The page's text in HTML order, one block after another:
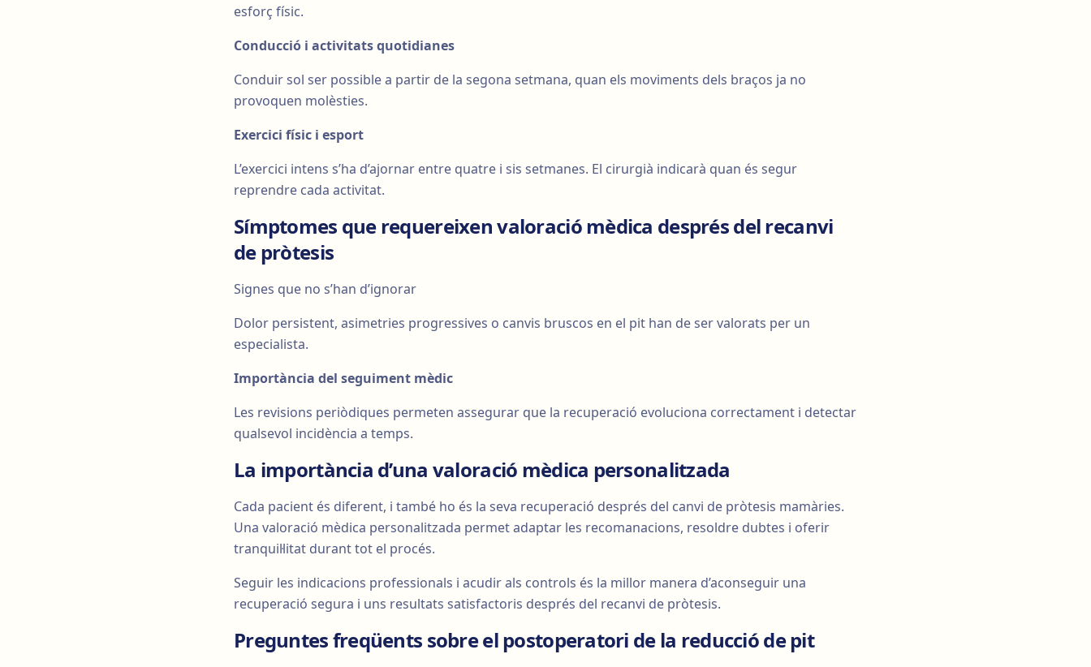
esforç físic.
Conducció i activitats quotidianes
Conduir sol ser possible a partir de la segona setmana, quan els moviments dels braços ja no
provoquen molèsties.
Exercici físic i esport
L’exercici intens s’ha d’ajornar entre quatre i sis setmanes. El cirurgià indicarà quan és segur
reprendre cada activitat.
Símptomes que requereixen valoració mèdica després del recanvi
de pròtesis
Signes que no s’han d’ignorar
Dolor persistent, asimetries progressives o canvis bruscos en el pit han de ser valorats per un
especialista.
Importància del seguiment mèdic
Les revisions periòdiques permeten assegurar que la recuperació evoluciona correctament i detectar
qualsevol incidència a temps.
La importància d’una valoració mèdica personalitzada
Cada pacient és diferent, i també ho és la seva recuperació després del canvi de pròtesis mamàries.
Una valoració mèdica personalitzada permet adaptar les recomanacions, resoldre dubtes i oferir
tranquil·litat durant tot el procés.
Seguir les indicacions professionals i acudir als controls és la millor manera d’aconseguir una
recuperació segura i uns resultats satisfactoris després del recanvi de pròtesis.
Preguntes freqüents sobre el postoperatori de la reducció de pit